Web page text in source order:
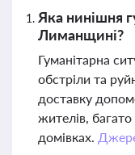
Яка нинішня
Лиманщині?
Гуманітарна
обстріли та
доставку
жителів,
домівках.